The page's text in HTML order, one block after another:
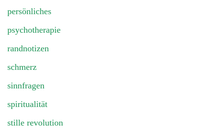
persönliches
psychotherapie
randnotizen
schmerz
sinnfragen
spiritualität
stille revolution